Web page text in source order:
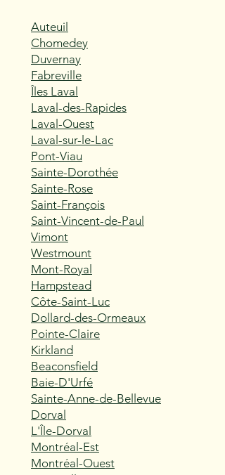
Auteuil
Chomedey
Duvernay
Fabreville
Îles Laval
Laval-des-Rapides
Laval-Ouest
Laval-sur-le-Lac
Pont-Viau
Sainte-Dorothée
Sainte-Rose
Saint-François
Saint-Vincent-de-Paul
Vimont
Westmount
Mont-Royal
Hampstead
Côte-Saint-Luc
Dollard-des-Ormeaux
Pointe-Claire
Kirkland
Beaconsfield
Baie-D'Urfé
Sainte-Anne-de-Bellevue
Dorval
L'Île-Dorval
Montréal-Est
Montréal-Ouest